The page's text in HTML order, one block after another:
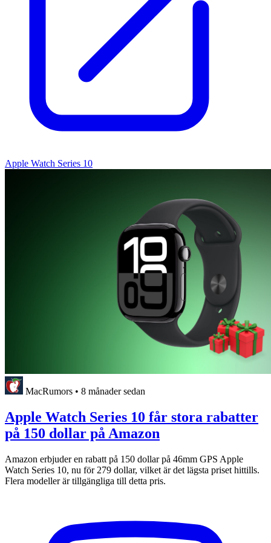
Apple Watch Series 10
MacRumors • 8 månader sedan
Apple Watch Series 10 får stora rabatter
på 150 dollar på Amazon
Amazon erbjuder en rabatt på 150 dollar på 46mm GPS Apple
Watch Series 10, nu för 279 dollar, vilket är det lägsta priset hittills.
Flera modeller är tillgängliga till detta pris.